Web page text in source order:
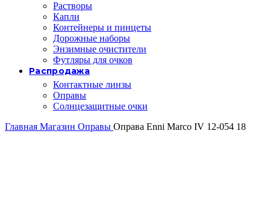
Растворы
Капли
Контейнеры и пинцеты
Дорожные наборы
Энзимные очистители
Футляры для очков
Распродажа
Контактные линзы
Оправы
Солнцезащитные очки
Главная Магазин Оправы Оправа Enni Marco IV 12-054 18